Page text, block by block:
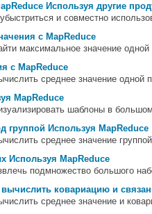
Используя другие
и совместно
с MapReduce
максимальное значение
с MapReduce
среднее значение
MapReduce
шаблоны в
группой Используя MapReduce
среднее значение
Используя MapReduce
подмножество большого
ковариацию и
среднее значение и